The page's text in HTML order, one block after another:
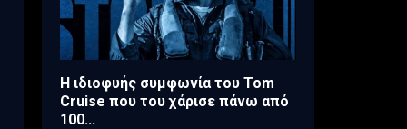
Η ιδιοφυής συμφωνία του Tom
Cruise που του χάρισε πάνω από
100...